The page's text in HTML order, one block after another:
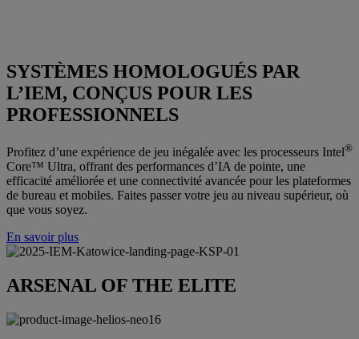
SYSTÈMES HOMOLOGUÉS PAR
L’IEM, CONÇUS POUR LES
PROFESSIONNELS
Profitez d’une expérience de jeu inégalée avec les processeurs Intel®
Core™ Ultra, offrant des performances d’IA de pointe, une
efficacité améliorée et une connectivité avancée pour les plateformes
de bureau et mobiles. Faites passer votre jeu au niveau supérieur, où
que vous soyez.
En savoir plus
ARSENAL OF THE ELITE